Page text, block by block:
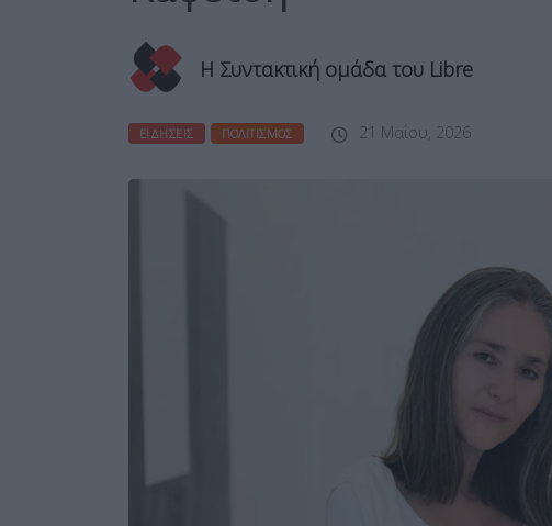
Η Συντακτική ομάδα του Libre
ΕΙΔΉΣΕΙΣ ΠΟΛΙΤΙΣΜΌΣ 21 Μαΐου, 2026